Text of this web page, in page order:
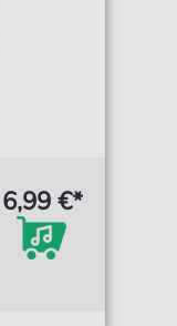
6,99 €*